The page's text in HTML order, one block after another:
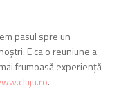
pasul spre un
E ca o reuniune a
frumoasă experiență
.